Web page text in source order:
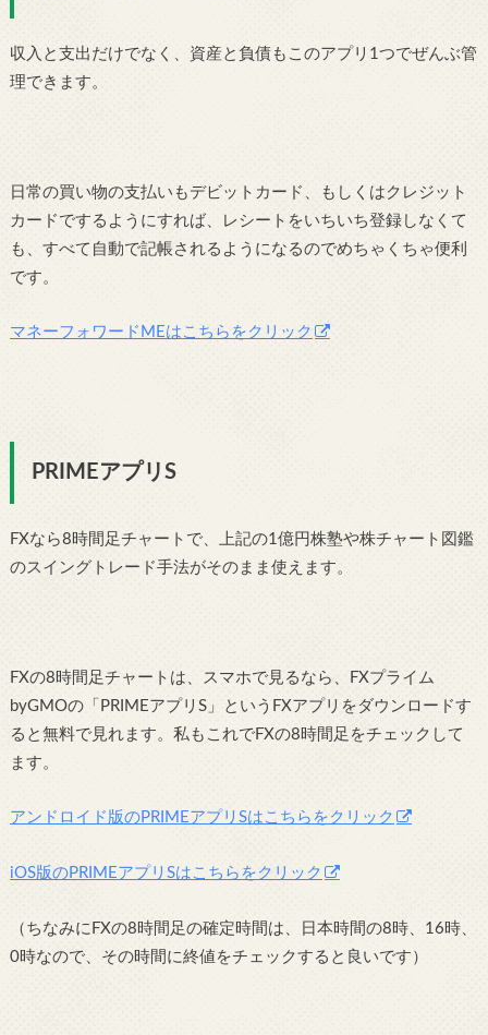
収入と支出だけでなく、資産と負債もこのアプリ1つでぜんぶ管
理できます。
日常の買い物の支払いもデビットカード、もしくはクレジット
カードでするようにすれば、レシートをいちいち登録しなくて
も、すべて自動で記帳されるようになるのでめちゃくちゃ便利
です。
マネーフォワードMEはこちらをクリック
PRIMEアプリS
FXなら8時間足チャートで、上記の1億円株塾や株チャート図鑑
のスイングトレード手法がそのまま使えます。
FXの8時間足チャートは、スマホで見るなら、FXプライム
byGMOの「PRIMEアプリS」というFXアプリをダウンロードす
ると無料で見れます。私もこれでFXの8時間足をチェックして
ます。
アンドロイド版のPRIMEアプリSはこちらをクリック
iOS版のPRIMEアプリSはこちらをクリック
（ちなみにFXの8時間足の確定時間は、日本時間の8時、16時、
0時なので、その時間に終値をチェックすると良いです）